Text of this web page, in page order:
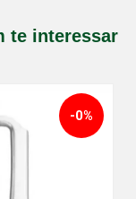
te interessar
-0%